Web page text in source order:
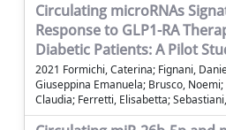
Circulating microRNAs
Response to GLP1-RA
Diabetic Patients: A Pilot
2021 Formichi, Caterina; Fignani,
Giuseppina Emanuela; Brusco,
Claudia; Ferretti, Elisabetta;